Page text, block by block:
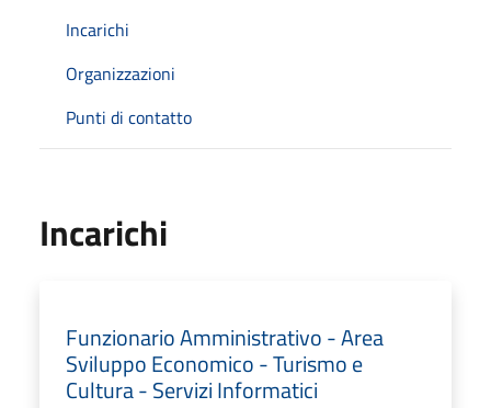
Incarichi
Organizzazioni
Punti di contatto
Incarichi
Funzionario Amministrativo - Area
Sviluppo Economico - Turismo e
Cultura - Servizi Informatici